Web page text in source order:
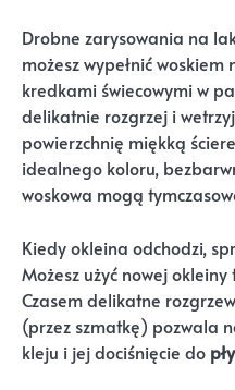
Drobne zarysowania na
możesz wypełnić
kredkami świecowymi w
delikatnie rozgrzej i
powierzchnię miękką
idealnego koloru,
woskowa mogą
Kiedy okleina odchodzi,
Możesz użyć nowej
Czasem delikatne
(przez szmatkę) pozwala
kleju i jej dociśnięcie do